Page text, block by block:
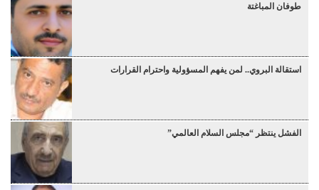
طوفان المباغتة
استقالة البروي.. لمن يفهم المسؤولية واحترام القرارات
الفشل ينتظر “مجلس السلام العالمي”